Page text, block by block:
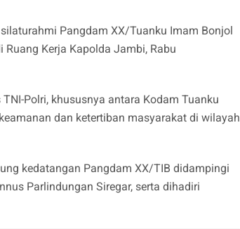
Pangdam XX/Tuanku Imam Bonjol
Kerja Kapolda Jambi, Rabu
Polri, khususnya antara Kodam Tuanku
dan ketertiban masyarakat di wilayah
kedatangan Pangdam XX/TIB didampingi
Parlindungan Siregar, serta dihadiri